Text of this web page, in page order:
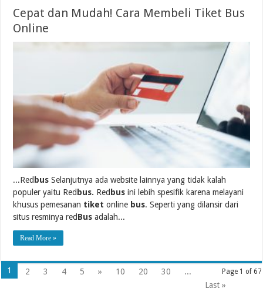
Cepat dan Mudah! Cara Membeli Tiket Bus
Online
...Red bus Selanjutnya ada website lainnya yang tidak kalah
populer yaitu Red bus. Red bus ini lebih spesifik karena melayani
khusus pemesanan tiket online bus. Seperti yang dilansir dari
situs resminya redBus adalah...
Read More »
Page 1 of 67
1 2 3 4 5 » 10 20 30
...
Last »